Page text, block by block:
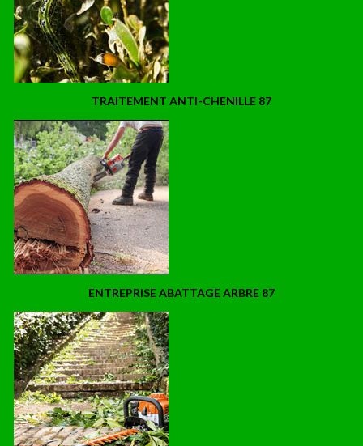
TRAITEMENT ANTI-CHENILLE 87
ENTREPRISE ABATTAGE ARBRE 87